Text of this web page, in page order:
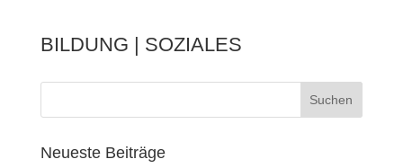
BILDUNG | SOZIALES
Suchen
Neueste Beiträge